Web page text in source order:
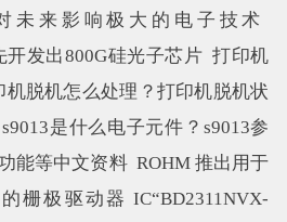
未来影响极大的电子技术
开发出800G硅光子芯片 打印机
脱机怎么处理？打印机脱机状
s9013是什么电子元件？s9013参
能等中文资料 ROHM 推出用于
栅极驱动器 IC“BD2311NVX-